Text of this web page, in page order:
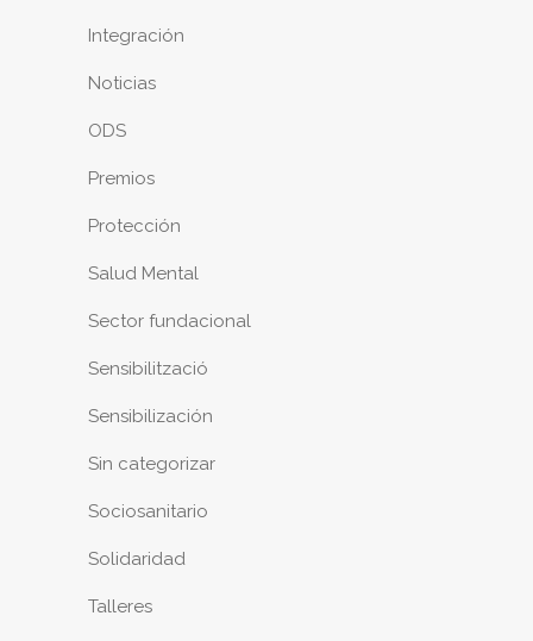
Integración
Noticias
ODS
Premios
Protección
Salud Mental
Sector fundacional
Sensibilització
Sensibilización
Sin categorizar
Sociosanitario
Solidaridad
Talleres